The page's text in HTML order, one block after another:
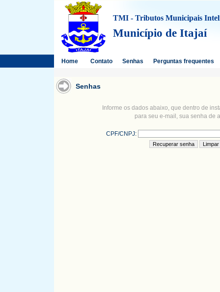
TMI - Tributos Municipais
Município de Itajaí
Home Contato Senhas Perguntas frequentes
Senhas
Informe os dados abaixo, que dentro de
para seu e-mail, sua senha de
CPF/CNPJ: